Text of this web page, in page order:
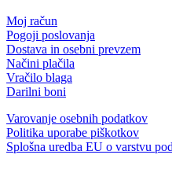
Moj račun
Pogoji poslovanja
Dostava in osebni prevzem
Načini plačila
Vračilo blaga
Darilni boni
Varovanje osebnih podatkov
Politika uporabe piškotkov
Splošna uredba EU o varstvu